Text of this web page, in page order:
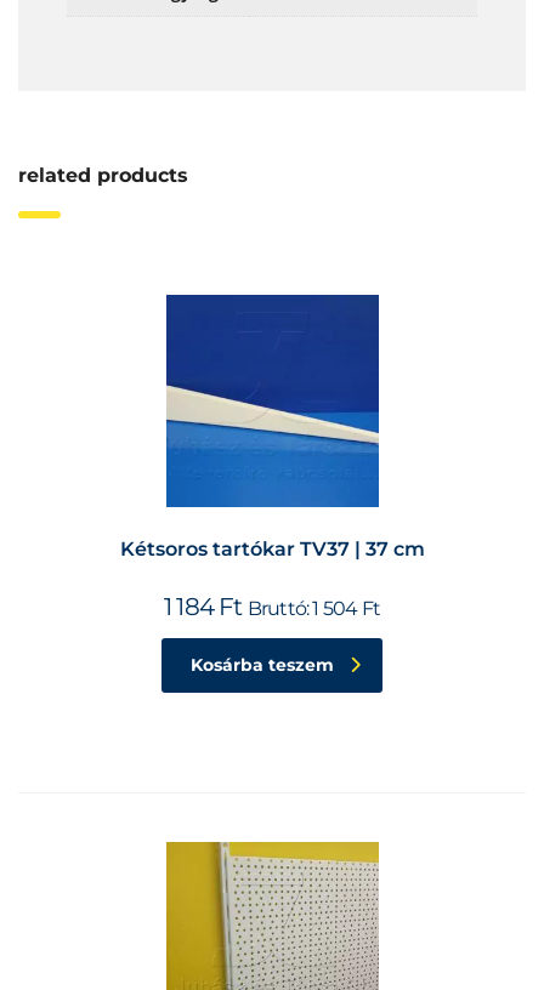
related products
Kétsoros tartókar TV37 | 37 cm
1 184 Ft Bruttó:1 504 Ft
Kosárba teszem